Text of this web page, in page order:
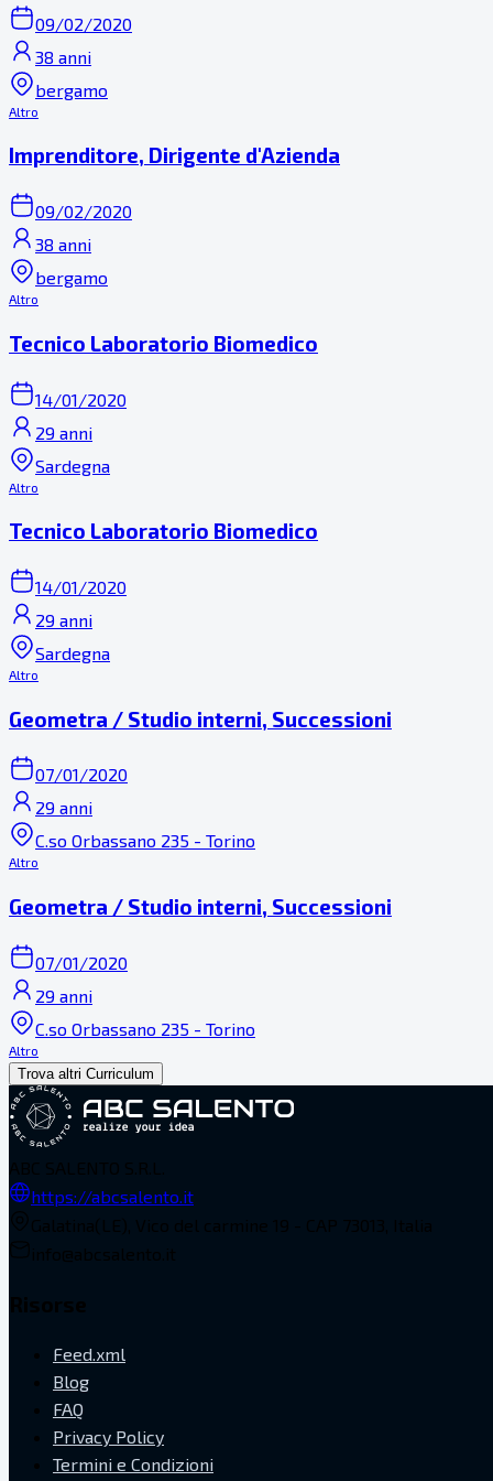
09/02/2020
38 anni
bergamo
Altro
Imprenditore, Dirigente d'Azienda
09/02/2020
38 anni
bergamo
Altro
Tecnico Laboratorio Biomedico
14/01/2020
29 anni
Sardegna
Altro
Tecnico Laboratorio Biomedico
14/01/2020
29 anni
Sardegna
Altro
Geometra / Studio interni, Successioni
07/01/2020
29 anni
C.so Orbassano 235 - Torino
Altro
Geometra / Studio interni, Successioni
07/01/2020
29 anni
C.so Orbassano 235 - Torino
Altro
Trova altri Curriculum
https://abcsalento.it
Feed.xml
Blog
FAQ
Privacy Policy
Termini e Condizioni